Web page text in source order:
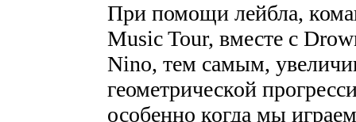
При помощи лейбла,
Music Tour, вместе с
Nino, тем самым,
геометрической
особенно когда мы